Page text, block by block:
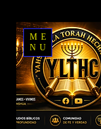
ME
NU